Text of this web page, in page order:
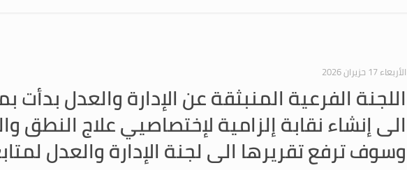
الأربعاء 17 حزيران 2026
اللجنة الفرعية المنبثقة عن الإدارة والعدل بدأت
الى إنشاء نقابة إلزامية لإختصاصيي علاج النطق
وسوف ترفع تقريرها الى لجنة الإدارة والعدل